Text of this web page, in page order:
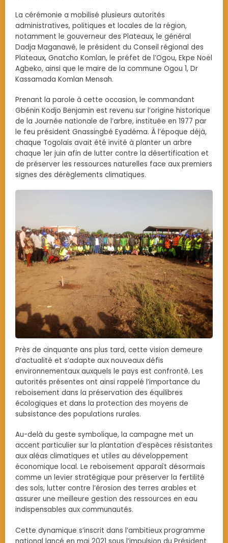
La cérémonie a mobilisé plusieurs autorités
administratives, politiques et locales de la région,
notamment le gouverneur des Plateaux, le général
Dadja Maganawé, le président du Conseil régional des
Plateaux, Gnatcho Komlan, le préfet de l’Ogou, Ekpe Noël
Agbeko, ainsi que le maire de la commune Ogou 1, Dr
Kassamada Komlan Mensah.
Prenant la parole à cette occasion, le commandant
Gbénin Kodjo Benjamin est revenu sur l’origine historique
de la Journée nationale de l’arbre, instituée en 1977 par
le feu président Gnassingbé Eyadéma. À l’époque déjà,
chaque Togolais avait été invité à planter un arbre
chaque 1er juin afin de lutter contre la désertification et
de préserver les ressources naturelles face aux premiers
signes des dérèglements climatiques.
Près de cinquante ans plus tard, cette vision demeure
d’actualité et s’adapte aux nouveaux défis
environnementaux auxquels le pays est confronté. Les
autorités présentes ont ainsi rappelé l’importance du
reboisement dans la préservation des équilibres
écologiques et dans la protection des moyens de
subsistance des populations rurales.
Au-delà du geste symbolique, la campagne met un
accent particulier sur la plantation d’espèces résistantes
aux aléas climatiques et utiles au développement
économique local. Le reboisement apparaît désormais
comme un levier stratégique pour préserver la fertilité
des sols, lutter contre l’érosion des terres arables et
assurer une meilleure gestion des ressources en eau
indispensables aux communautés.
Cette dynamique s’inscrit dans l’ambitieux programme
national lancé en mai 2021 sous l’impulsion du Président